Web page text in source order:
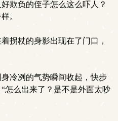
欺负的侄子怎么这么吓人？
。
拐杖的身影出现在了门口，
冷冽的气势瞬间收起，快步
怎么出来了？是不是外面太吵